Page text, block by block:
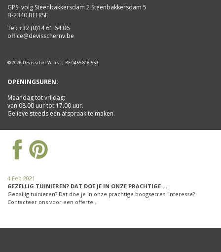
GPS: volg Steenbakkersdam 2 Steenbakkersdam 5
B-2340 BEERSE
Tel: +32 (0)14 61 64 06
office@devisschernv.be
© 2026 Devisscher W. n.v. | BE 0455 816 559
OPENINGSUREN:
Maandag tot vrijdag:
van 08.00 uur tot 17.00 uur.
Gelieve steeds een afspraak te maken.
4 Feb 2021
GEZELLIG TUINIEREN? DAT DOE JE IN ONZE PRACHTIGE …
Gezellig tuinieren? Dat doe je in onze prachtige boogserres. Interesse?
Contacteer ons voor een offerte…